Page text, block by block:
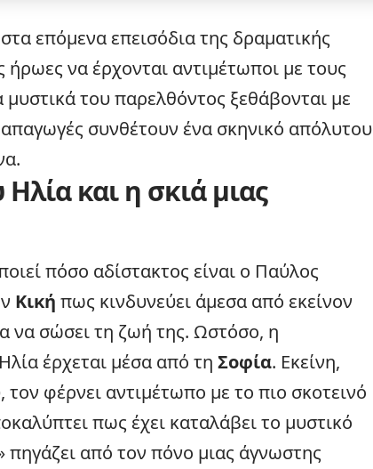
στα επόμενα επεισόδια της δραματικής
ήρωες να έρχονται αντιμέτωποι με τους
του παρελθόντος ξεθάβονται με
συνθέτουν ένα σκηνικό απόλυτου
και η σκιά μιας
πόσο αδίστακτος είναι ο Παύλος
Κική πως κινδυνεύει άμεσα από εκείνον
να σώσει τη ζωή της. Ωστόσο, η
έρχεται μέσα από τη Σοφία. Εκείνη,
φέρνει αντιμέτωπο με το πιο σκοτεινό
πως έχει καταλάβει το μυστικό
από τον πόνο μιας άγνωστης